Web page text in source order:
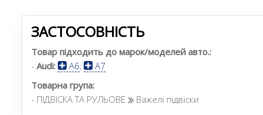
ЗАСТОСОВНІСТЬ
Товар підходить до марок/моделей авто.:
- Audi: A6,
A7
Товарна група:
- ПІДВІСКА ТА РУЛЬОВЕ
Важелі підвіски